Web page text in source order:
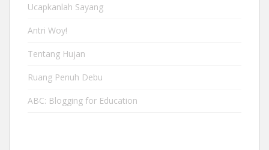
Ucapkanlah Sayang
Antri Woy!
Tentang Hujan
Ruang Penuh Debu
ABC: Blogging for Education